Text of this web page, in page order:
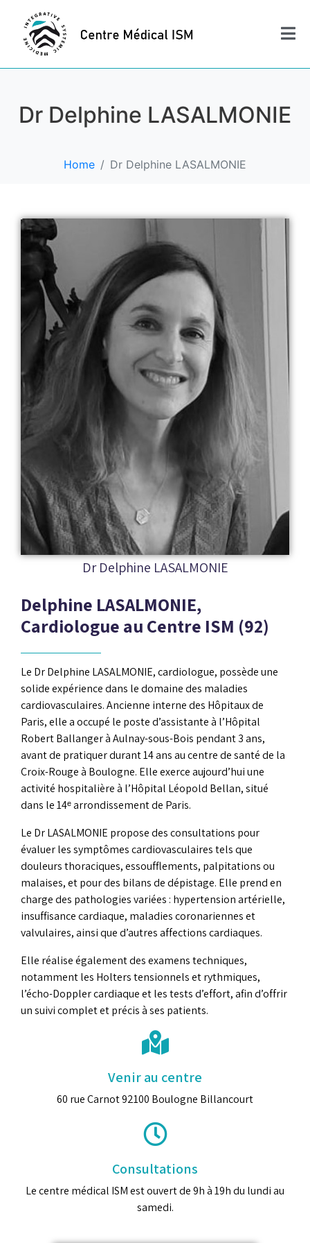
Dr Delphine LASALMONIE
Home Dr Delphine LASALMONIE
Dr Delphine LASALMONIE
Delphine LASALMONIE,
Cardiologue au Centre ISM (92)
Le Dr Delphine LASALMONIE, cardiologue, possède une
solide expérience dans le domaine des maladies
cardiovasculaires. Ancienne interne des Hôpitaux de
Paris, elle a occupé le poste d’assistante à l’Hôpital
Robert Ballanger à Aulnay-sous-Bois pendant 3 ans,
avant de pratiquer durant 14 ans au centre de santé de la
Croix-Rouge à Boulogne. Elle exerce aujourd’hui une
activité hospitalière à l’Hôpital Léopold Bellan, situé
dans le 14ᵉ arrondissement de Paris.
Le Dr LASALMONIE propose des consultations pour
évaluer les symptômes cardiovasculaires tels que
douleurs thoraciques, essoufflements, palpitations ou
malaises, et pour des bilans de dépistage. Elle prend en
charge des pathologies variées : hypertension artérielle,
insuffisance cardiaque, maladies coronariennes et
valvulaires, ainsi que d’autres affections cardiaques.
Elle réalise également des examens techniques,
notamment les Holters tensionnels et rythmiques,
l’écho-Doppler cardiaque et les tests d’effort, afin d’offrir
un suivi complet et précis à ses patients.
Venir au centre
60 rue Carnot 92100 Boulogne Billancourt
Consultations
Le centre médical ISM est ouvert de 9h à 19h du lundi au
samedi.